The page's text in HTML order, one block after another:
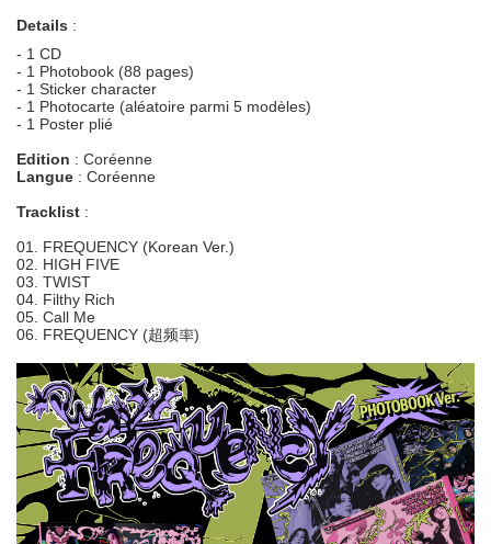
Details :
- 1 CD
- 1 Photobook (88 pages)
- 1 Sticker character
- 1 Photocarte (aléatoire parmi 5 modèles)
- 1 Poster plié
Edition : Coréenne
Langue : Coréenne
Tracklist :
01. FREQUENCY (Korean Ver.)
02. HIGH FIVE
03. TWIST
04. Filthy Rich
05. Call Me
06. FREQUENCY (超频率)